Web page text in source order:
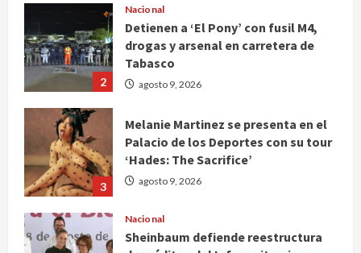
2
Nacional
Detienen a ‘El Pony’ con fusil M4,
drogas y arsenal en carretera de
Tabasco
agosto 9, 2026
3
Melanie Martinez se presenta en el
Palacio de los Deportes con su tour
‘Hades: The Sacrifice’
agosto 9, 2026
Nacional
Sheinbaum defiende reestructura